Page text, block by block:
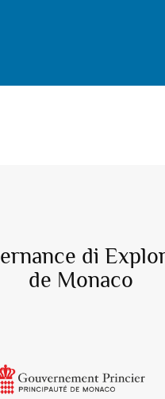
di
de Monaco